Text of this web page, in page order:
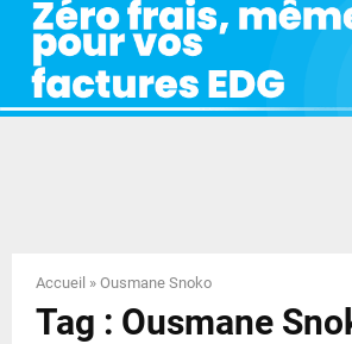
Y
N
Accueil » Ousmane Snoko
Tag : Ousmane